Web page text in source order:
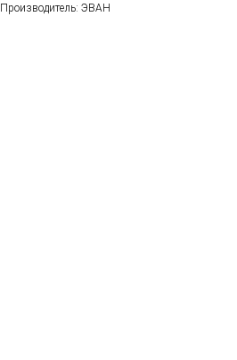
Производитель: ЭВАН